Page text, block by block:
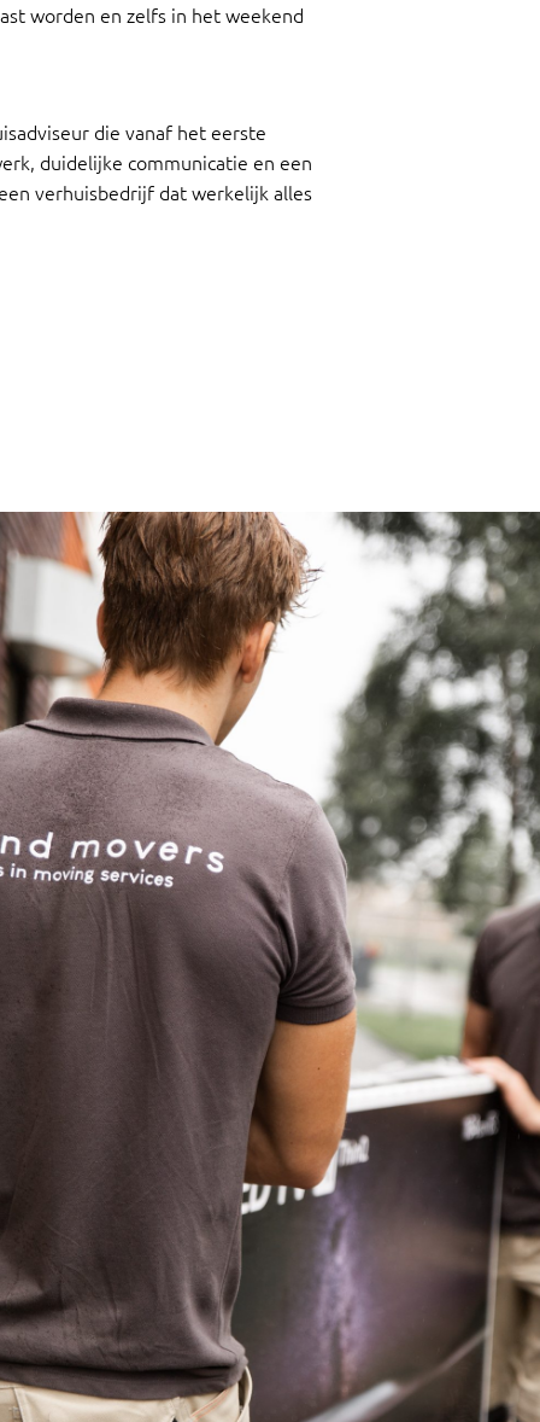
worden en zelfs in het weekend
die vanaf het eerste
duidelijke communicatie en een
verhuisbedrijf dat werkelijk alles